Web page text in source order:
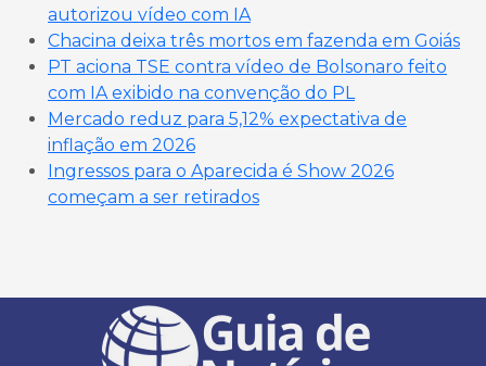
autorizou vídeo com IA
Chacina deixa três mortos em fazenda em Goiás
PT aciona TSE contra vídeo de Bolsonaro feito
com IA exibido na convenção do PL
Mercado reduz para 5,12% expectativa de
inflação em 2026
Ingressos para o Aparecida é Show 2026
começam a ser retirados